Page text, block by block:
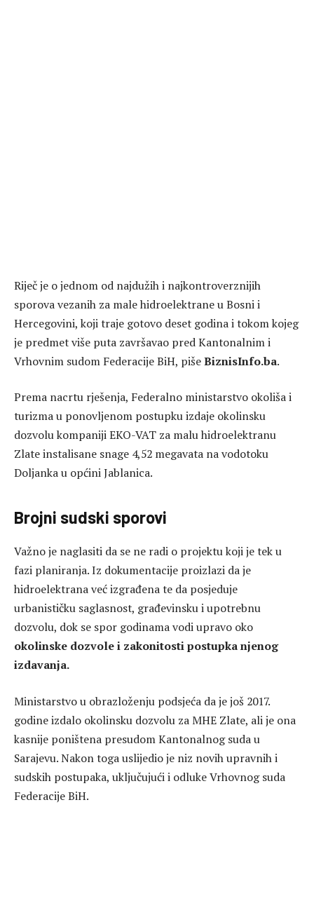
Riječ je o jednom od najdužih i najkontroverznijih
sporova vezanih za male hidroelektrane u Bosni i
Hercegovini, koji traje gotovo deset godina i tokom kojeg
je predmet više puta završavao pred Kantonalnim i
Vrhovnim sudom Federacije BiH, pišeBiznisInfo.ba.
Prema nacrtu rješenja, Federalno ministarstvo okoliša i
turizma u ponovljenom postupku izdaje okolinsku
dozvolu kompaniji EKO-VAT za malu hidroelektranu
Zlate instalisane snage 4,52 megavata na vodotoku
Doljanka u općini Jablanica.
Brojni sudski sporovi
Važno je naglasiti da se ne radi o projektu koji je tek u
fazi planiranja. Iz dokumentacije proizlazi da je
hidroelektrana već izgrađena te da posjeduje
urbanističku saglasnost, građevinsku i upotrebnu
dozvolu, dok se spor godinama vodi upravo oko
okolinske dozvole i zakonitosti postupka njenog
izdavanja.
Ministarstvo u obrazloženju podsjeća da je još 2017.
godine izdalo okolinsku dozvolu za MHE Zlate, ali je ona
kasnije poništena presudom Kantonalnog suda u
Sarajevu. Nakon toga uslijedio je niz novih upravnih i
sudskih postupaka, uključujući i odluke Vrhovnog suda
Federacije BiH.